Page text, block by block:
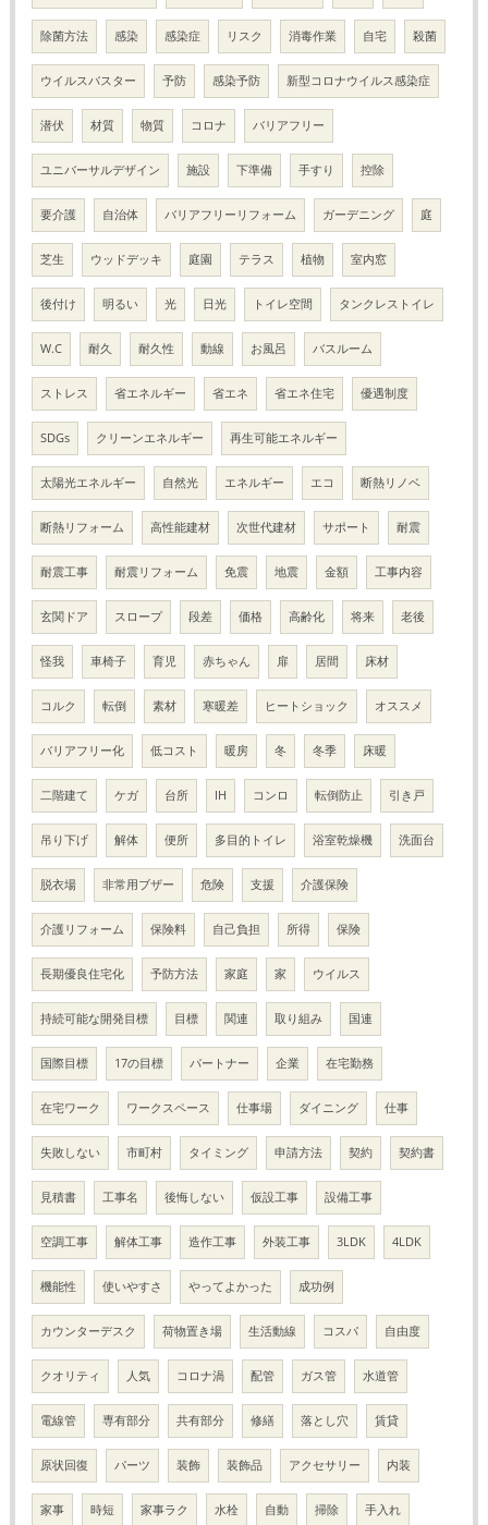
除菌方法 感染 感染症 リスク 消毒作業 自宅 殺菌
ウイルスバスター 予防 感染予防 新型コロナウイルス感染症
潜伏 材質 物質 コロナ バリアフリー
ユニバーサルデザイン 施設 下準備 手すり 控除
要介護 自治体 バリアフリーリフォーム ガーデニング 庭
芝生 ウッドデッキ 庭園 テラス 植物 室内窓
後付け 明るい 光 日光 トイレ空間 タンクレストイレ
W.C 耐久 耐久性 動線 お風呂 バスルーム
ストレス 省エネルギー 省エネ 省エネ住宅 優遇制度
SDGs クリーンエネルギー 再生可能エネルギー
太陽光エネルギー 自然光 エネルギー エコ 断熱リノベ
断熱リフォーム 高性能建材 次世代建材 サポート 耐震
耐震工事 耐震リフォーム 免震 地震 金額 工事内容
玄関ドア スロープ 段差 価格 高齢化 将来 老後
怪我 車椅子 育児 赤ちゃん 扉 居間 床材
コルク 転倒 素材 寒暖差 ヒートショック オススメ
バリアフリー化 低コスト 暖房 冬 冬季 床暖
二階建て ケガ 台所 IH コンロ 転倒防止 引き戸
吊り下げ 解体 便所 多目的トイレ 浴室乾燥機 洗面台
脱衣場 非常用ブザー 危険 支援 介護保険
介護リフォーム 保険料 自己負担 所得 保険
長期優良住宅化 予防方法 家庭 家 ウイルス
持続可能な開発目標 目標 関連 取り組み 国連
国際目標 17の目標 パートナー 企業 在宅勤務
在宅ワーク ワークスペース 仕事場 ダイニング 仕事
失敗しない 市町村 タイミング 申請方法 契約 契約書
見積書 工事名 後悔しない 仮設工事 設備工事
空調工事 解体工事 造作工事 外装工事 3LDK 4LDK
機能性 使いやすさ やってよかった 成功例
カウンターデスク 荷物置き場 生活動線 コスパ 自由度
クオリティ 人気 コロナ渦 配管 ガス管 水道管
電線管 専有部分 共有部分 修繕 落とし穴 賃貸
原状回復 パーツ 装飾 装飾品 アクセサリー 内装
家事 時短 家事ラク 水栓 自動 掃除 手入れ